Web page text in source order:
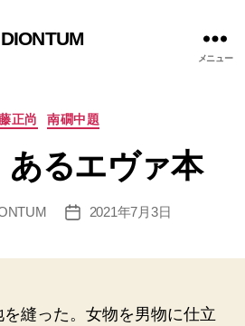
DIONTUM
メニュー
カ
ゴ
リ
正尚 南礀中題
あるエヴァ本
投
2021年7月3日
縫った。女物を男物に仕立